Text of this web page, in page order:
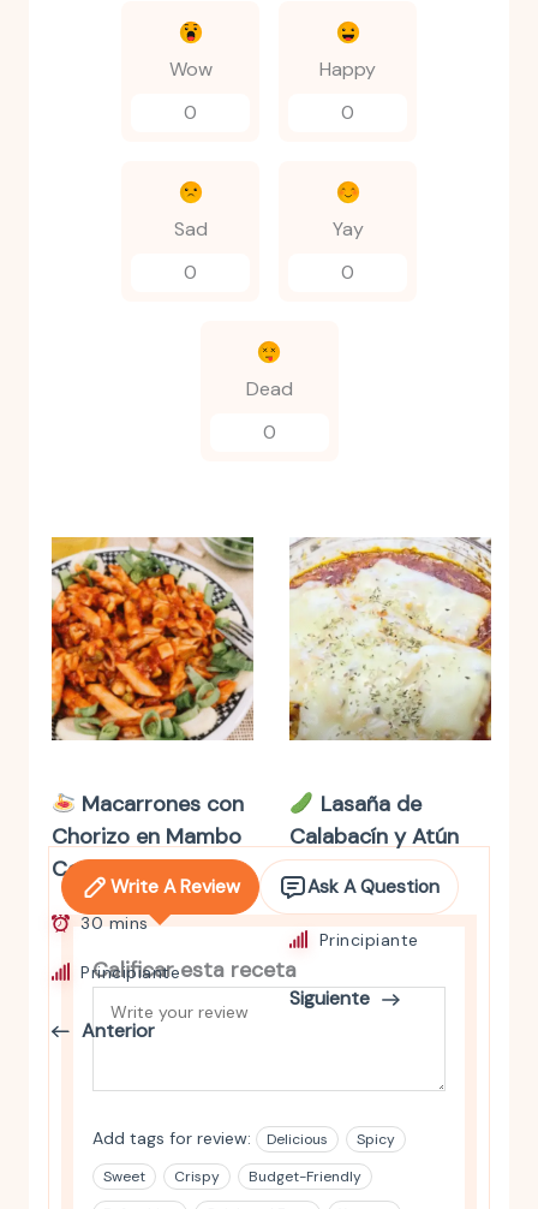
Wow
0
Happy
0
Sad
0
Yay
0
Dead
0
Macarrones con
Chorizo en Mambo
Cecotec
30 mins
Principiante
Anterior
Lasaña de
Calabacín y Atún
40 mins
Principiante
Siguiente
Write A Review Ask A Question
Calificar esta receta
Add tags for review: Delicious
Spicy
Sweet
Crispy
Budget-Friendly